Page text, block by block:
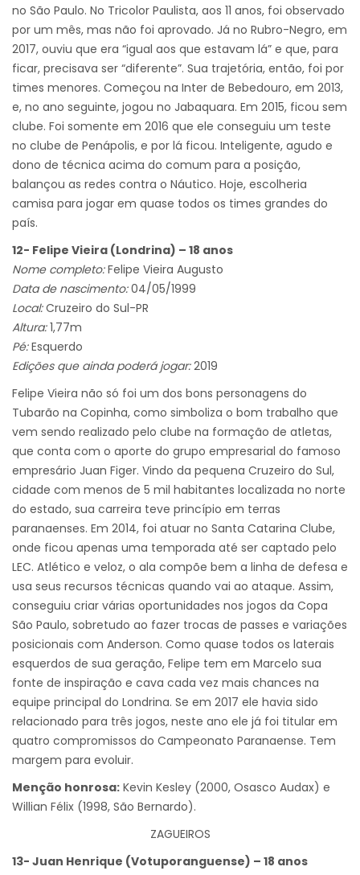
no São Paulo. No Tricolor Paulista, aos 11 anos, foi observado
por um mês, mas não foi aprovado. Já no Rubro-Negro, em
2017, ouviu que era “igual aos que estavam lá” e que, para
ficar, precisava ser “diferente”. Sua trajetória, então, foi por
times menores. Começou na Inter de Bebedouro, em 2013,
e, no ano seguinte, jogou no Jabaquara. Em 2015, ficou sem
clube. Foi somente em 2016 que ele conseguiu um teste
no clube de Penápolis, e por lá ficou. Inteligente, agudo e
dono de técnica acima do comum para a posição,
balançou as redes contra o Náutico. Hoje, escolheria
camisa para jogar em quase todos os times grandes do
país.
12- Felipe Vieira (Londrina) – 18 anos
Nome completo:Felipe Vieira Augusto
Data de nascimento:04/05/1999
Local:Cruzeiro do Sul-PR
Altura:1,77m
Pé:Esquerdo
Edições que ainda poderá jogar:2019
Felipe Vieira não só foi um dos bons personagens do
Tubarão na Copinha, como simboliza o bom trabalho que
vem sendo realizado pelo clube na formação de atletas,
que conta com o aporte do grupo empresarial do famoso
empresário Juan Figer. Vindo da pequena Cruzeiro do Sul,
cidade com menos de 5 mil habitantes localizada no norte
do estado, sua carreira teve princípio em terras
paranaenses. Em 2014, foi atuar no Santa Catarina Clube,
onde ficou apenas uma temporada até ser captado pelo
LEC. Atlético e veloz, o ala compõe bem a linha de defesa e
usa seus recursos técnicas quando vai ao ataque. Assim,
conseguiu criar várias oportunidades nos jogos da Copa
São Paulo, sobretudo ao fazer trocas de passes e variações
posicionais com Anderson. Como quase todos os laterais
esquerdos de sua geração, Felipe tem em Marcelo sua
fonte de inspiração e cava cada vez mais chances na
equipe principal do Londrina. Se em 2017 ele havia sido
relacionado para três jogos, neste ano ele já foi titular em
quatro compromissos do Campeonato Paranaense. Tem
margem para evoluir.
Menção honrosa: Kevin Kesley (2000, Osasco Audax) e
Willian Félix (1998, São Bernardo).
ZAGUEIROS
13- Juan Henrique (Votuporanguense) – 18 anos